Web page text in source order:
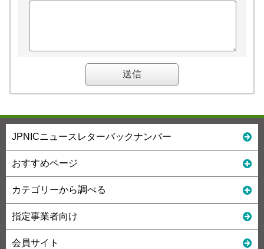
JPNICニュースレターバックナンバー
おすすめページ
カテゴリーから調べる
指定事業者向け
会員サイト